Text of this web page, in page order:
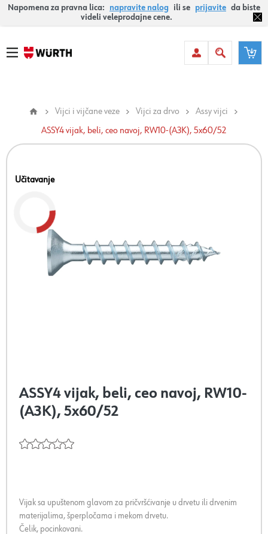
Napomena za pravna lica: napravite nalog ili se prijavite da biste
videli veleprodajne cene.
Vijci i vijčane veze Vijci za drvo
Assy vijci
ASSY4 vijak, beli, ceo navoj, RW10-(A3K), 5x60/52
Učitavanje
ASSY4 vijak, beli, ceo navoj, RW10-
(A3K), 5x60/52
Vijak sa upuštenom glavom za pričvršćivanje u drvetu ili drvenim
materijalima, šperpločama i mekom drvetu.
Čelik, pocinkovani.